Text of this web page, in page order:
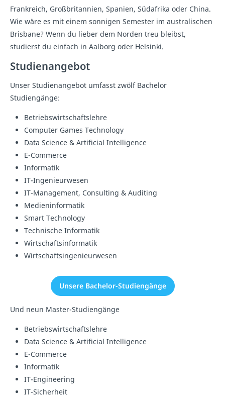
Frankreich, Großbritannien, Spanien, Südafrika oder China.
Wie wäre es mit einem sonnigen Semester im australischen
Brisbane? Wenn du lieber dem Norden treu bleibst,
studierst du einfach in Aalborg oder Helsinki.
Studienangebot
Unser Studienangebot umfasst zwölf Bachelor
Studiengänge:
Betriebswirtschaftslehre
Computer Games Technology
Data Science & Artificial Intelligence
E-Commerce
Informatik
IT-Ingenieurwesen
IT-Management, Consulting & Auditing
Medieninformatik
Smart Technology
Technische Informatik
Wirtschaftsinformatik
Wirtschaftsingenieurwesen
Unsere Bachelor-Studiengänge
Und neun Master-Studiengänge
Betriebswirtschaftslehre
Data Science & Artificial Intelligence
E-Commerce
Informatik
IT-Engineering
IT-Sicherheit